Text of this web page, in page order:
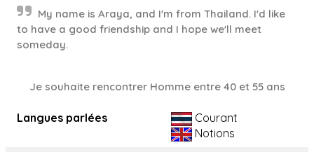
My name is Araya, and I'm from Thailand. I'd like
to have a good friendship and I hope we'll meet
someday.
Je souhaite rencontrer Homme entre 40 et 55 ans
Langues parlées
Courant
Notions